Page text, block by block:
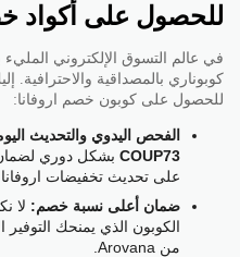
للحصول على أكواد
في عالم التسوق الإلكتروني المليء
كوبوناري بالمصداقية والاحترافية.
للحصول على كوبون خصم اروفانا:
الفحص اليدوي والتحديث
COUP73 بشكل دوري
على تحديث تخفيضات اروفانا
ضمان أعلى نسبة خصم: لا
من Arovana.